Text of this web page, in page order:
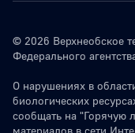
© 2026 Верхнеобское
Федерального
О нарушениях в
биологических
сообщать на "Горячую
материалов в сети